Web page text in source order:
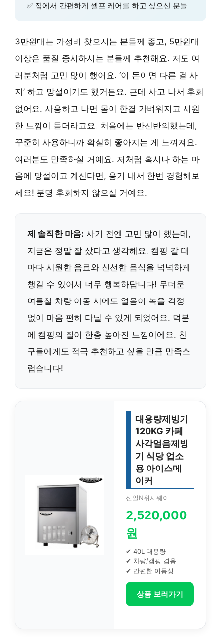
✅ 집에서 간편하게 셀프 케어를 하고 싶으신 분들
3만원대는 가성비 찾으시는 분들께 좋고, 5만원대
이상은 품질 중시하시는 분들께 추천해요. 저도 여
러분처럼 고민 많이 했어요. ‘이 돈이면 다른 걸 사
지’ 하고 망설이기도 했거든요. 근데 사고 나서 후회
없어요. 사용하고 나면 몸이 한결 가벼워지고 시원
한 느낌이 들더라고요. 처음에는 반신반의했는데,
꾸준히 사용하니까 확실히 좋아지는 게 느껴져요.
여러분도 만족하실 거예요. 저처럼 혹시나 하는 마
음에 망설이고 계신다면, 용기 내서 한번 경험해보
세요! 분명 후회하지 않으실 거예요.
제 솔직한 마음: 사기 전엔 고민 많이 했는데,
지금은 정말 잘 샀다고 생각해요. 캠핑 갈 때
마다 시원한 음료와 신선한 음식을 넉넉하게
챙길 수 있어서 너무 행복하답니다! 무더운
여름철 차량 이동 시에도 얼음이 녹을 걱정
없이 마음 편히 다닐 수 있게 되었어요. 덕분
에 캠핑의 질이 한층 높아진 느낌이에요. 친
구들에게도 적극 추천하고 싶을 만큼 만족스
럽습니다!
대용량제빙기
120KG 카페
사각얼음제빙
기 식당 업소
용 아이스메
이커
신일N위시웨이
2,520,000
원
✔ 40L 대용량
✔ 차량/캠핑 겸용
✔ 간편한 이동성
상품 보러가기